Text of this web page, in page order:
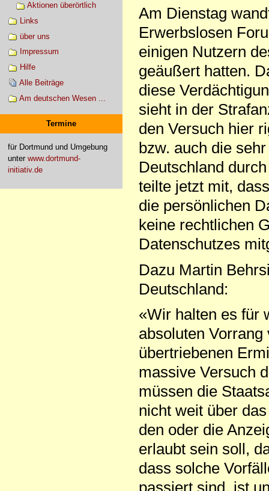
Aktionen überörtlich
Links
über uns
Impressum
Hilfe
Alle Beiträge
Am deutschen Wesen ...
Termine
für Dortmund und Umgebung
unter www.dortmund-
initiativ.de
Am Dienstag
Erwerbslosen
einigen Nutzern
geäußert hatten.
diese
sieht in der
den Versuch hier
bzw. auch die
Deutschland
teilte jetzt mit,
die persönlichen
keine rechtlichen
Datenschutzes
Dazu Martin
Deutschland:
«Wir halten es für
absoluten
übertriebenen
massive Versuch
müssen die
nicht weit über
den oder die
erlaubt sein soll,
dass solche